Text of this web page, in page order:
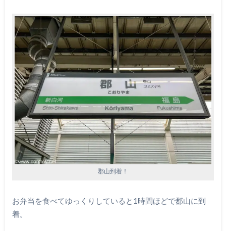
郡山到着！
お弁当を食べてゆっくりしていると1時間ほどで郡山に到
着。